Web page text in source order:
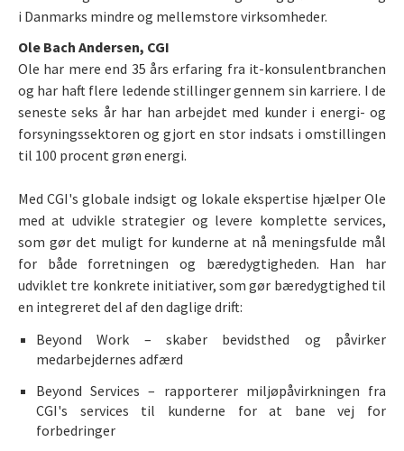
i Danmarks mindre og mellemstore virksomheder.
Ole Bach Andersen, CGI
Ole har mere end 35 års erfaring fra it-konsulentbranchen
og har haft flere ledende stillinger gennem sin karriere. I de
seneste seks år har han arbejdet med kunder i energi- og
forsyningssektoren og gjort en stor indsats i omstillingen
til 100 procent grøn energi.
Med CGI's globale indsigt og lokale ekspertise hjælper Ole
med at udvikle strategier og levere komplette services,
som gør det muligt for kunderne at nå meningsfulde mål
for både forretningen og bæredygtigheden. Han har
udviklet tre konkrete initiativer, som gør bæredygtighed til
en integreret del af den daglige drift:
Beyond Work – skaber bevidsthed og påvirker
medarbejdernes adfærd
Beyond Services – rapporterer miljøpåvirkningen fra
CGI's services til kunderne for at bane vej for
forbedringer